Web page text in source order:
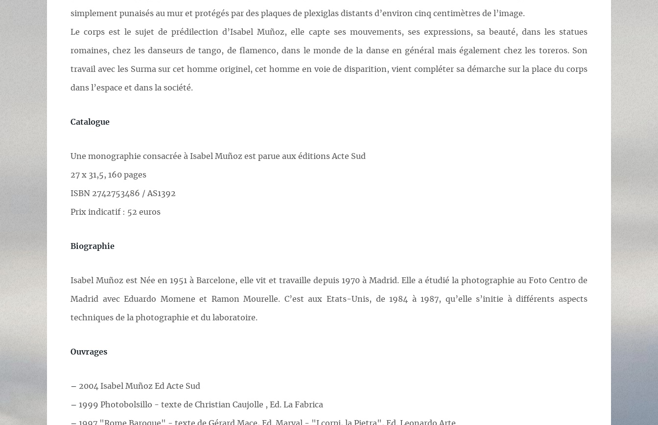
simplement punaisés au mur et protégés par des plaques de plexiglas distants d’environ cinq centimètres de l’image.
Le corps est le sujet de prédilection d’Isabel Muñoz, elle capte ses mouvements, ses expressions, sa beauté, dans les statues
romaines, chez les danseurs de tango, de flamenco, dans le monde de la danse en général mais également chez les toreros. Son
travail avec les Surma sur cet homme originel, cet homme en voie de disparition, vient compléter sa démarche sur la place du corps
dans l’espace et dans la société.
Catalogue
Une monographie consacrée à Isabel Muñoz est parue aux éditions Acte Sud
27 x 31,5, 160 pages
ISBN 2742753486 / AS1392
Prix indicatif : 52 euros
Biographie
Isabel Muñoz est Née en 1951 à Barcelone, elle vit et travaille depuis 1970 à Madrid. Elle a étudié la photographie au Foto Centro de
Madrid avec Eduardo Momene et Ramon Mourelle. C’est aux Etats-Unis, de 1984 à 1987, qu’elle s’initie à différents aspects
techniques de la photographie et du laboratoire.
Ouvrages
– 2004 Isabel Muñoz Ed Acte Sud
– 1999 Photobolsillo - texte de Christian Caujolle , Ed. La Fabrica